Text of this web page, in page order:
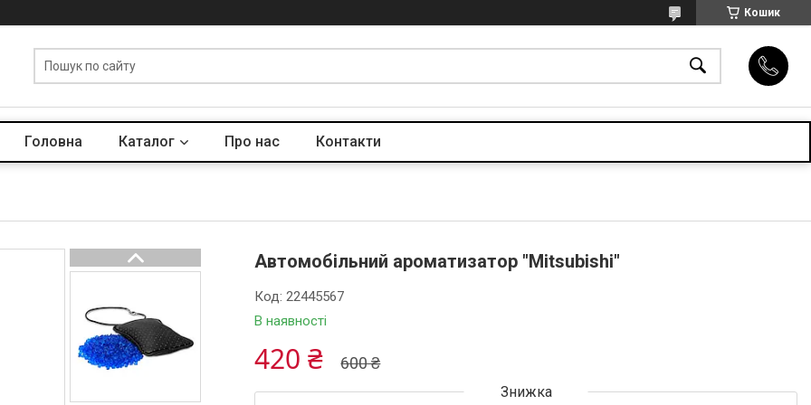
Кошик
Головна Каталог Про нас Контакти
Автомобільний ароматизатор "Mitsubishi"
В наявності
Код:22445567
600 ₴
420 ₴